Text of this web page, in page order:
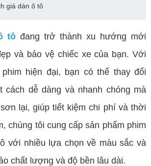
giá dán ô tô
tô đang trở thành xu hướng mới
và bảo vệ chiếc xe của bạn. Với
hiện đại, bạn có thể thay đổi
cách dễ dàng và nhanh chóng mà
lại, giúp tiết kiệm chi phí và thời
chúng tôi cung cấp sản phẩm phim
với nhiều lựa chọn về màu sắc và
chất lượng và độ bền lâu dài.